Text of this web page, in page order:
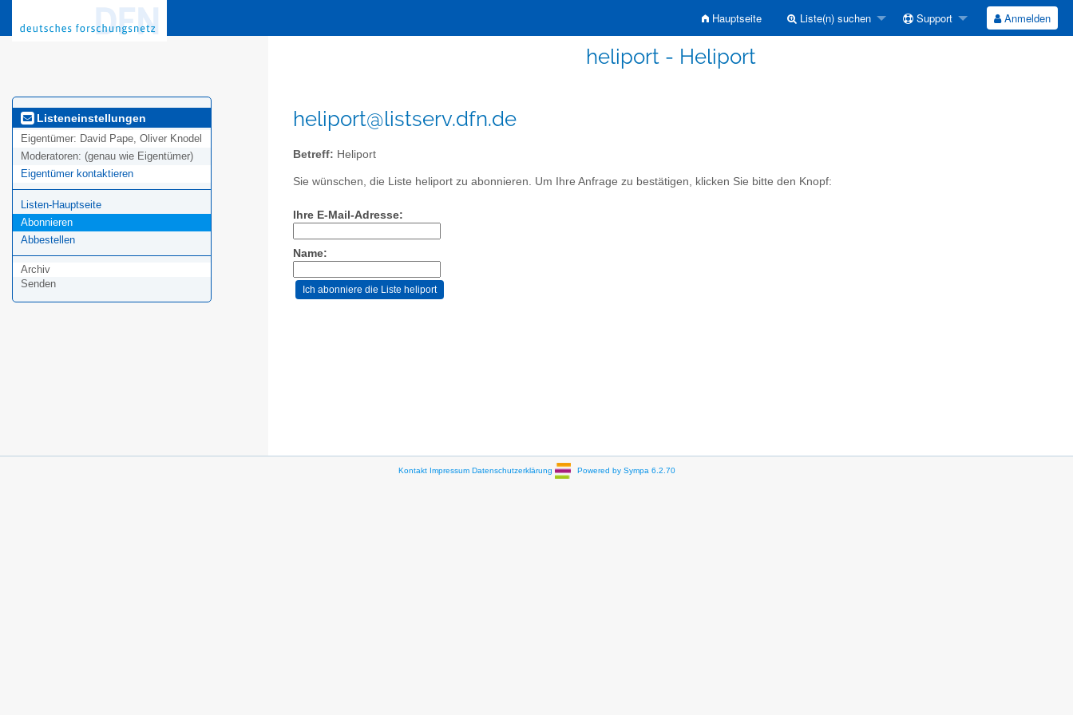
Hauptseite Liste(n) suchen Support Anmelden
heliport - Heliport
Listeneinstellungen
Eigentümer: David Pape, Oliver Knodel
Moderatoren: (genau wie Eigentümer)
Eigentümer kontaktieren
Listen-Hauptseite
Abonnieren
Abbestellen
Archiv
Senden
heliport@listserv.dfn.de
Betreff: Heliport
Sie wünschen, die Liste heliport zu abonnieren. Um Ihre Anfrage zu bestätigen, klicken Sie bitte den Knopf:
Ihre E-Mail-Adresse:
Name:
Kontakt Impressum Datenschutzerklärung Powered by Sympa 6.2.70